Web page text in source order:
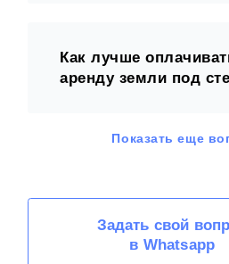
Как лучше
аренду земли под
Показать еще
Задать свой
в Whatsapp